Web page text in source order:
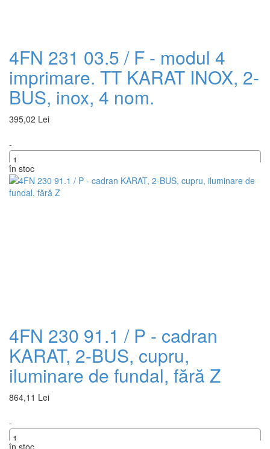
4FN 231 03.5 / F - modul 4
imprimare. TT KARAT INOX, 2-
BUS, inox, 4 nom.
395,02 Lei
-
+
în stoc
4FN 230 91.1 / P - cadran
KARAT, 2-BUS, cupru,
iluminare de fundal, fără Z
864,11 Lei
-